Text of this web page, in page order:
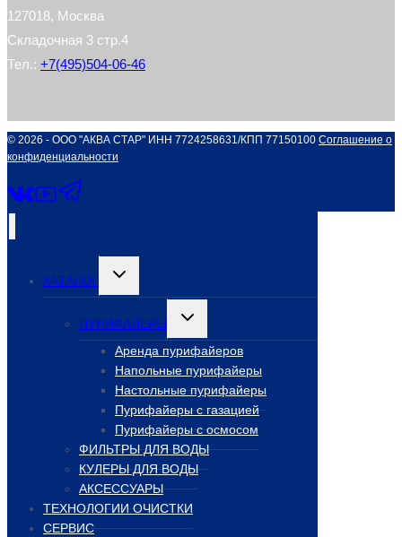
127018, Москва
Складочная 3 стр.4
Тел.: +7(495)504-06-46
© 2026 - ООО "АКВА СТАР" ИНН 7724258631/КПП 77150100 Соглашение о
конфиденциальности
КАТАЛОГ
Переключить
меню
ПУРИФАЙЕРЫ
Переключить
меню
Аренда пурифайеров
Напольные пурифайеры
Настольные пурифайеры
Пурифайеры с газацией
Пурифайеры с осмосом
ФИЛЬТРЫ ДЛЯ ВОДЫ
КУЛЕРЫ ДЛЯ ВОДЫ
АКСЕССУАРЫ
ТЕХНОЛОГИИ ОЧИСТКИ
СЕРВИС